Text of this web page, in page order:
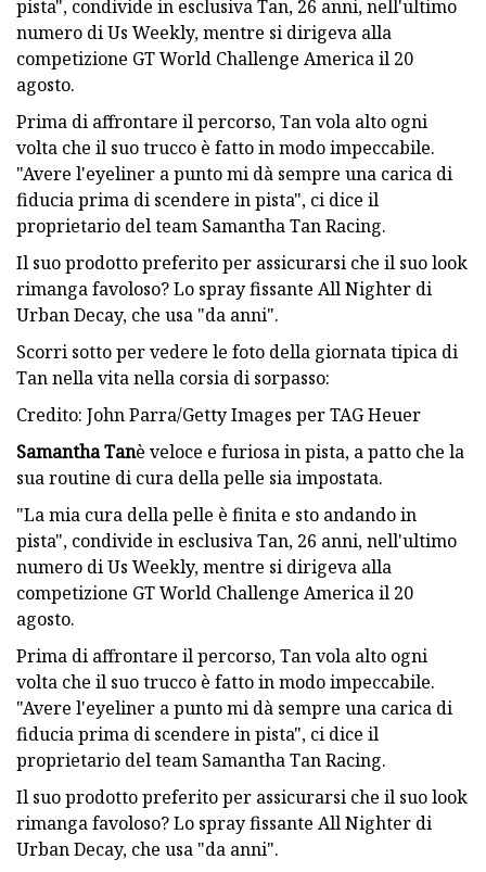
pista", condivide in esclusiva Tan, 26 anni, nell'ultimo
numero di Us Weekly, mentre si dirigeva alla
competizione GT World Challenge America il 20
agosto.
Prima di affrontare il percorso, Tan vola alto ogni
volta che il suo trucco è fatto in modo impeccabile.
"Avere l'eyeliner a punto mi dà sempre una carica di
fiducia prima di scendere in pista", ci dice il
proprietario del team Samantha Tan Racing.
Il suo prodotto preferito per assicurarsi che il suo look
rimanga favoloso? Lo spray fissante All Nighter di
Urban Decay, che usa "da anni".
Scorri sotto per vedere le foto della giornata tipica di
Tan nella vita nella corsia di sorpasso:
Credito: John Parra/Getty Images per TAG Heuer
Samantha Tanè veloce e furiosa in pista, a patto che la
sua routine di cura della pelle sia impostata.
"La mia cura della pelle è finita e sto andando in
pista", condivide in esclusiva Tan, 26 anni, nell'ultimo
numero di Us Weekly, mentre si dirigeva alla
competizione GT World Challenge America il 20
agosto.
Prima di affrontare il percorso, Tan vola alto ogni
volta che il suo trucco è fatto in modo impeccabile.
"Avere l'eyeliner a punto mi dà sempre una carica di
fiducia prima di scendere in pista", ci dice il
proprietario del team Samantha Tan Racing.
Il suo prodotto preferito per assicurarsi che il suo look
rimanga favoloso? Lo spray fissante All Nighter di
Urban Decay, che usa "da anni".